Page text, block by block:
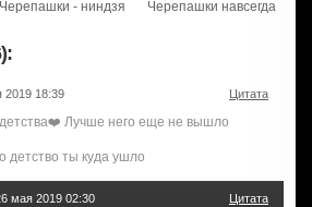
Черепашки - ниндзя Черепашки навсегда
2019 18:39 Цитата
детства❤️ Лучше него еще не вышло
детство ты куда ушло
мая 2019 02:30 Цитата